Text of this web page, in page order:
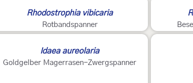
Rhodostrophia vibicaria
Rotbandspanner
Idaea aureolaria
Goldgelber Magerrasen-Zwergspanner